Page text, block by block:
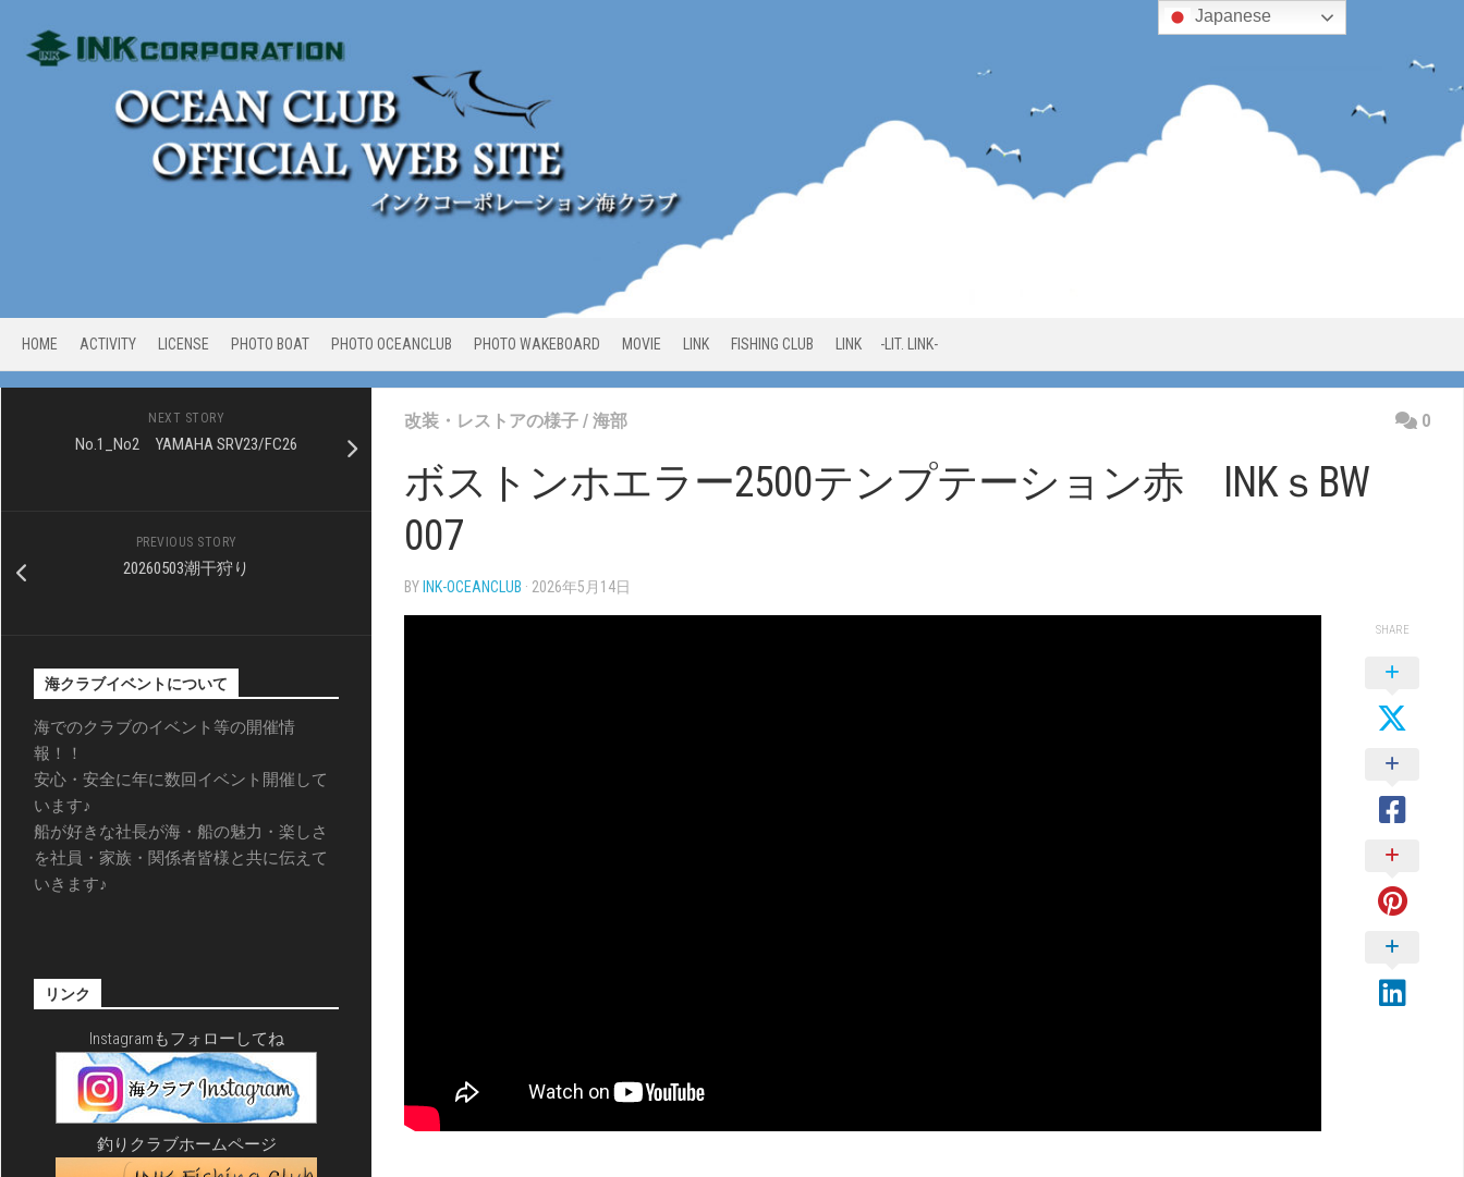
content
HOME ACTIVITY LICENSE PHOTO BOAT PHOTO OCEANCLUB PHOTO WAKEBOARD MOVIE LINK FISHING CLUB LINK -LIT. LINK-
改装・レストアの様子 / 海部 0
ボストンホエラー2500テンプテーション赤 INKｓBW
007
BY INK-OCEANCLUB · 2026年5月14日
SHARE
NEXT STORY
No.1_No2 YAMAHA SRV23/FC26
PREVIOUS STORY
20260503潮干狩り
海クラブイベントについて
海でのクラブのイベント等の開催情
報！！
安心・安全に年に数回イベント開催して
います♪
船が好きな社長が海・船の魅力・楽しさ
を社員・家族・関係者皆様と共に伝えて
いきます♪
リンク
Instagramもフォローしてね
釣りクラブホームページ
Japanese